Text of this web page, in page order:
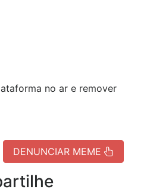
no ar e remover
DENUNCIAR MEME